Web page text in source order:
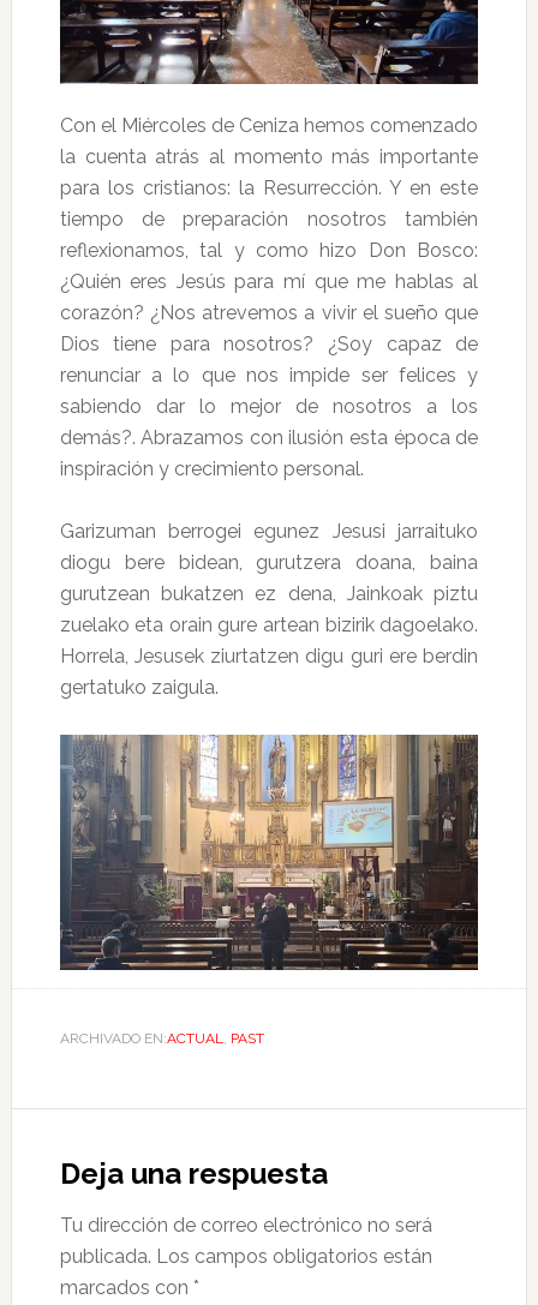
Con el Miércoles de Ceniza hemos comenzado
la cuenta atrás al momento más importante
para los cristianos: la Resurrección. Y en este
tiempo de preparación nosotros también
reflexionamos, tal y como hizo Don Bosco:
¿Quién eres Jesús para mí que me hablas al
corazón? ¿Nos atrevemos a vivir el sueño que
Dios tiene para nosotros? ¿Soy capaz de
renunciar a lo que nos impide ser felices y
sabiendo dar lo mejor de nosotros a los
demás?. Abrazamos con ilusión esta época de
inspiración y crecimiento personal.
Garizuman berrogei egunez Jesusi jarraituko
diogu bere bidean, gurutzera doana, baina
gurutzean bukatzen ez dena, Jainkoak piztu
zuelako eta orain gure artean bizirik dagoelako.
Horrela, Jesusek ziurtatzen digu guri ere berdin
gertatuko zaigula.
ARCHIVADO EN:ACTUAL PAST
Deja una respuesta
Tu dirección de correo electrónico no será
publicada. Los campos obligatorios están
marcados con *